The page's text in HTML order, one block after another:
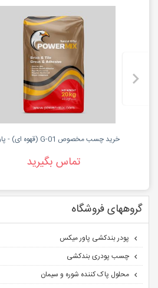
تماس بگیرید
گروههای فروشگاه
پودر بندکشی پاور میکس
چسب پودری بندکشی
محلول پاک کننده شوره و سیمان